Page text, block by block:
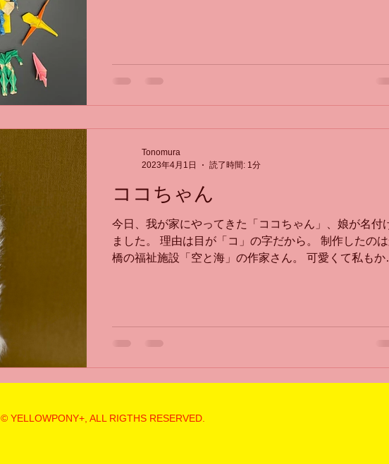
ココちゃん
今日、我が家にやってきた「ココちゃん」、娘が名付
ました。 理由は目が「コ」の字だから。 制作したの
橋の福祉施設「空と海」の作家さん。 可愛くて私もか
Tonomura
2023年4月1日
読了時間: 1分
© YELLOWPONY+ , ALL RIGTHS RESERVED.